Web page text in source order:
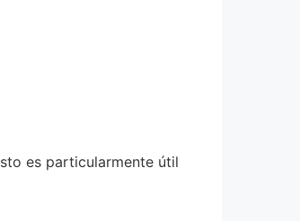
es particularmente útil